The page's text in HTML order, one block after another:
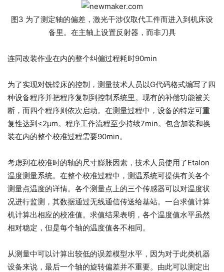
图3 为了测定轴的偏差，激光干涉仪取代工件而进入到机床设
备里。在主轴上设置反射器，而非刀具
连同改装作业在内的整个纠偏过程耗时90min
为了实现对铣镗床的控制，测量技术人员以G代码格式编写了四
种设备程序并把程序复制到控制系统里。现有的补偿功能被关
断，而四个程序则依次启动。在测量过程中，设备的特定可重
复性达到<2μm。程序工作流程至少持续7min。包含加装和换
装在内的整个校准过程需要90min。
考虑到在校准时的轴的尺寸膨胀因素，技术人员使用了Etalon
温度测量系统。在整个校准过程中，测温系统可提供有关各个
测量点温度的详情。各个测量点上的三个传感器可以对温度状
况进行监测，其数据通过无线通信传送给基站。一台求值计算
机计算出相应的校准值。求值结果表明，各个温度值水平虽然
相对稳定，但是每个轴的温度值各不相同。
从测量中可以计算出较低的误差模型水平，因为对于此类机器
设备来说，最后一个轴的旋转偏差并不重要。由此可以测定出